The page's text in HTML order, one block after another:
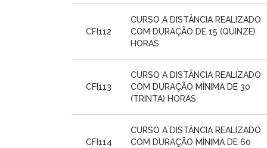
CFI112
CURSO A DISTÂNCIA REALIZADO
COM DURAÇÃO DE 15 (QUINZE)
HORAS
CFI113
CURSO A DISTÂNCIA REALIZADO
COM DURAÇÃO MÍNIMA DE 30
(TRINTA) HORAS
CFI114
CURSO A DISTÂNCIA REALIZADO
COM DURAÇÃO MÍNIMA DE 60